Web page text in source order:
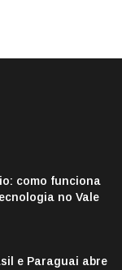
como funciona
no Vale
e Paraguai abre